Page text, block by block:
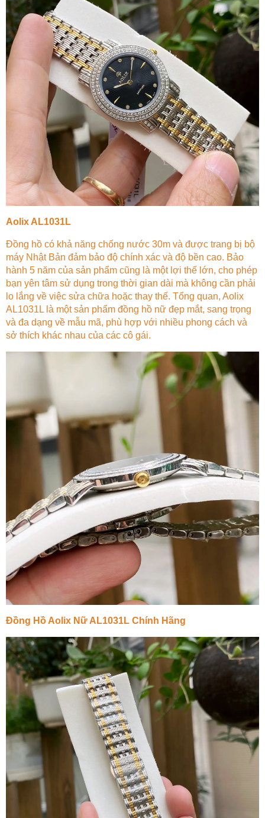
Aolix AL1031L
Đồng hồ có khả năng chống nước 30m và được trang bị bộ
máy Nhật Bản đảm bảo độ chính xác và độ bền cao. Bảo
hành 5 năm của sản phẩm cũng là một lợi thế lớn, cho phép
bạn yên tâm sử dụng trong thời gian dài mà không cần phải
lo lắng về việc sửa chữa hoặc thay thế. Tổng quan, Aolix
AL1031L là một sản phẩm đồng hồ nữ đẹp mắt, sang trọng
và đa dạng về mẫu mã, phù hợp với nhiều phong cách và
sở thích khác nhau của các cô gái.
Đồng Hồ Aolix Nữ AL1031L Chính Hãng